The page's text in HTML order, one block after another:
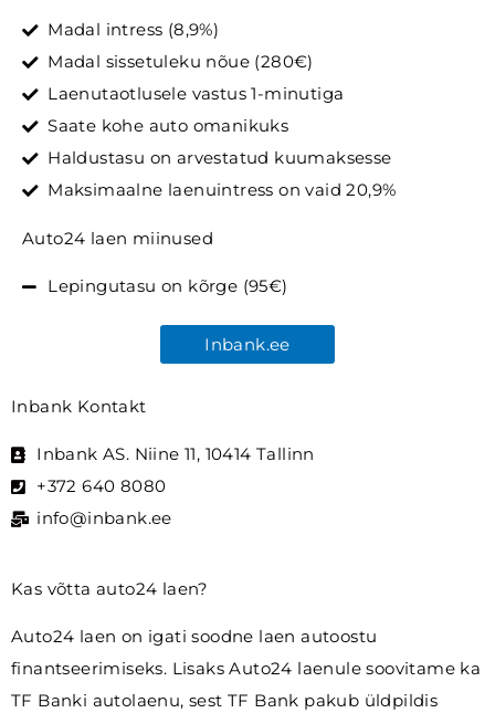
Madal intress (8,9%)
Madal sissetuleku nõue (280€)
Laenutaotlusele vastus 1-minutiga
Saate kohe auto omanikuks
Haldustasu on arvestatud kuumaksesse
Maksimaalne laenuintress on vaid 20,9%
Auto24 laen miinused
Lepingutasu on kõrge (95€)
Inbank.ee
Inbank Kontakt
Inbank AS. Niine 11, 10414 Tallinn
+372 640 8080
info@inbank.ee
Kas võtta auto24 laen?
Auto24 laen on igati soodne laen autoostu
finantseerimiseks. Lisaks Auto24 laenule soovitame ka
TF Banki autolaenu, sest TF Bank pakub üldpildis